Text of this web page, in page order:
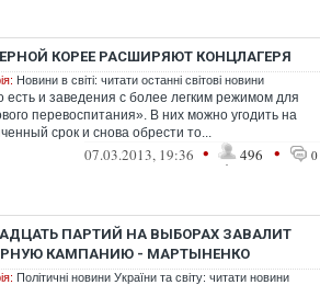
КОРЕЕ РАСШИРЯЮТ КОНЦЛАГЕРЯ
Новини в світі: читати останні світові новини
есть и заведения с более легким режимом для
перевоспитания». В них можно угодить на
срок и снова обрести то...
07.03.2013, 19:36 • 496 • 0
ПАРТИЙ НА ВЫБОРАХ ЗАВАЛИТ
КАМПАНИЮ - МАРТЫНЕНКО
Політичні новини України та світу: читати новини